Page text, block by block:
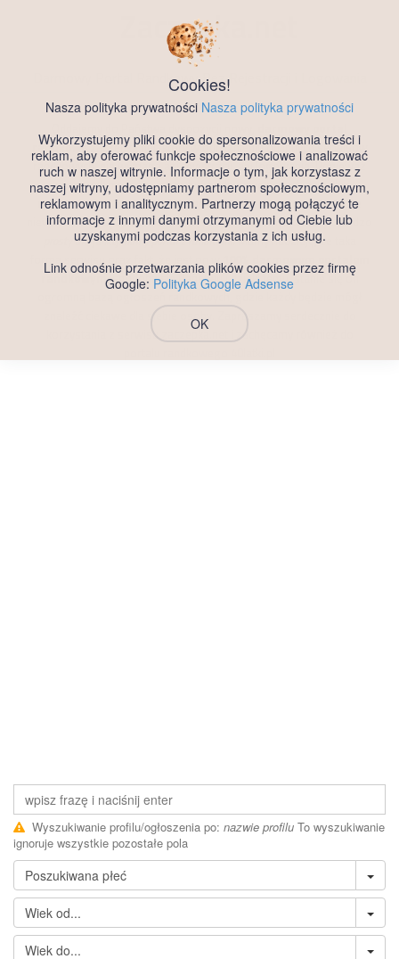
Cookies!
Nasza polityka prywatności Nasza polityka prywatności
Wykorzystujemy pliki cookie do spersonalizowania treści i
reklam, aby oferować funkcje społecznościowe i analizować
ruch w naszej witrynie. Informacje o tym, jak korzystasz z
naszej witryny, udostępniamy partnerom społecznościowym,
reklamowym i analitycznym. Partnerzy mogą połączyć te
informacje z innymi danymi otrzymanymi od Ciebie lub
uzyskanymi podczas korzystania z ich usług.
Link odnośnie przetwarzania plików cookies przez firmę
Google: Polityka Google Adsense
OK
Zaczepka
Darmowy Portal RandkowyBez Rejestracji i Logowania
randkowyzaczepka.net, który w odróżnieniu od innych serwisów
randkowych, nie wymaga ani rejestracji, ani logowania. Ponieważ
wiemy jak męczące może być podawanie swoich danych,
uzupełnianie dziesiątek pól wyboru, testów dopasowania, które
niewiele wnoszą do randkowania, postanowiliśmy stworzyć bardzo
prosty ale funkcjonalny portal z randkami. Mamy nadzieję, że taka
forma serwisu oraz fakt, że jest on w100% darmowym portalem
randkowym, spodoba się Państwu i dzięki temu, stanie się on
ogromną bazą ogłoszeń randkowych, gdzie każdy będzie mógł
znaleźć ciekawe dla siebie osoby. Zapraszamy serdecznie do
korzystania z serwisu zaczepka.net i zachęcamy również do
Wyszukiwanie profilu/ogłoszenia po: nazwie profilu To wyszukiwanie
ignoruje wszystkie pozostałe pola